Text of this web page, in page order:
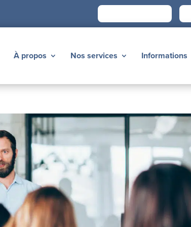
À propos Nos services Informations